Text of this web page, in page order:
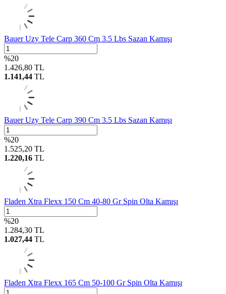
Bauer Uzy Tele Carp 360 Cm 3.5 Lbs Sazan Kamışı
%20
1.426,80 TL
1.141,44 TL
Bauer Uzy Tele Carp 390 Cm 3.5 Lbs Sazan Kamışı
%20
1.525,20 TL
1.220,16 TL
Fladen Xtra Flexx 150 Cm 40-80 Gr Spin Olta Kamışı
%20
1.284,30 TL
1.027,44 TL
Fladen Xtra Flexx 165 Cm 50-100 Gr Spin Olta Kamışı